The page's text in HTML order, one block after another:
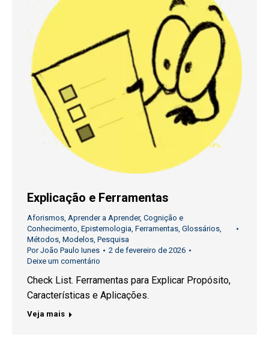
Explicação e Ferramentas
Aforismos Aprender a Aprender, Cognição e
Conhecimento Epistemologia Ferramentas Glossários
Métodos Modelos Pesquisa
PorJoão Paulo Iunes
2 de fevereiro de 2026
Deixe um comentário
Check List. Ferramentas para Explicar Propósito,
Características e Aplicações.
Veja mais